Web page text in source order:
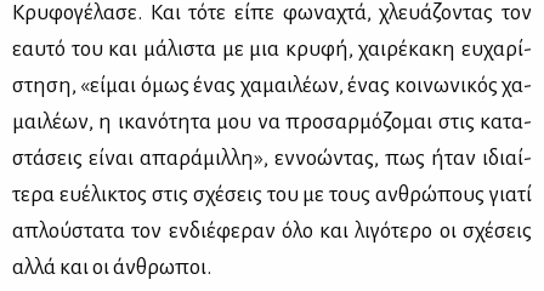
Κρυ­φο­γέ­λα­σε. Και τό­τε εί­πε φω­να­χτά, χλευά­ζο­ντας τον
εαυ­τό του και μά­λι­στα με μια κρυ­φή, χαι­ρέ­κα­κη ευ­χα­ρί­
στη­ση, «εί­μαι όμως ένας χα­μαι­λέ­ων, ένας κοι­νω­νι­κός χα­
μαι­λέ­ων, η ικα­νό­τη­τα μου να προ­σαρ­μό­ζο­μαι στις κα­τα­
στά­σεις εί­ναι απα­ρά­μιλ­λη», εν­νο­ώ­ντας, πως ήταν ιδιαί­
τε­ρα ευ­έ­λι­κτος στις σχέ­σεις του με τους αν­θρώ­πους για­τί
απλού­στα­τα τον εν­διέ­φε­ραν όλο και λι­γό­τε­ρο οι σχέ­σεις
αλ­λά και οι άν­θρω­ποι.